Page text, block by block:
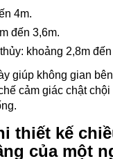
4m.
đến 3,6m.
khoảng 2,8m đến
giúp không gian
cảm giác chật
thiết kế
của một